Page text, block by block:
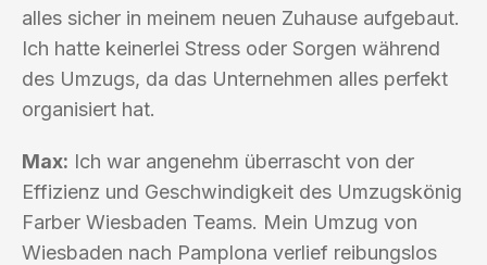
alles sicher in meinem neuen Zuhause aufgebaut.
Ich hatte keinerlei Stress oder Sorgen während
des Umzugs, da das Unternehmen alles perfekt
organisiert hat.
Max: Ich war angenehm überrascht von der
Effizienz und Geschwindigkeit des Umzugskönig
Farber Wiesbaden Teams. Mein Umzug von
Wiesbaden nach Pamplona verlief reibungslos